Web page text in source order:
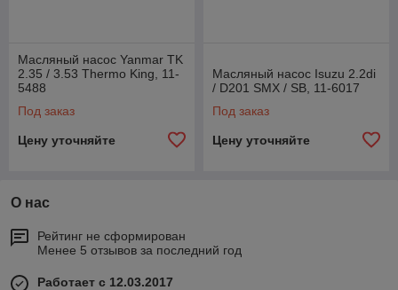
Масляный насос Yanmar TK
2.35 / 3.53 Thermo King, 11-
5488
Под заказ
Цену уточняйте
Масляный насос Isuzu 2.2di
/ D201 SMX / SB, 11-6017
Под заказ
Цену уточняйте
О нас
Рейтинг не сформирован
Менее 5 отзывов за последний год
Работает с 12.03.2017